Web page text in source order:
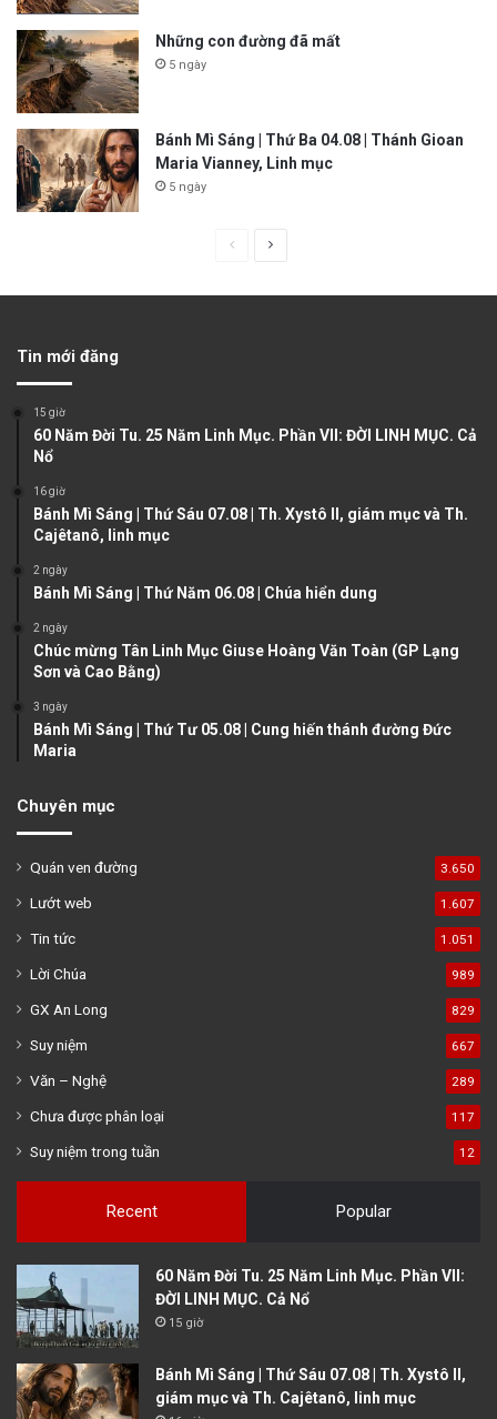
Những con đường đã mất
5 ngày
Bánh Mì Sáng | Thứ Ba 04.08 | Thánh Gioan
Maria Vianney, Linh mục
5 ngày
u
a
e
g
Tin mới đăng
15 giờ
60 Năm Đời Tu. 25 Năm Linh Mục. Phần VII: ĐỜI LINH MỤC. Cả
Nổ
16 giờ
Bánh Mì Sáng | Thứ Sáu 07.08 | Th. Xystô II, giám mục và Th.
Cajêtanô, linh mục
2 ngày
Bánh Mì Sáng | Thứ Năm 06.08 | Chúa hiển dung
2 ngày
Chúc mừng Tân Linh Mục Giuse Hoàng Văn Toàn (GP Lạng
Sơn và Cao Bằng)
3 ngày
Bánh Mì Sáng | Thứ Tư 05.08 | Cung hiến thánh đường Đức
Maria
Chuyên mục
Quán ven đường 3.650
Lướt web 1.607
Tin tức 1.051
Lời Chúa 989
GX An Long 829
Suy niệm 667
Văn – Nghệ 289
Chưa được phân loại 117
Suy niệm trong tuần 12
Recent Popular
60 Năm Đời Tu. 25 Năm Linh Mục. Phần VII:
ĐỜI LINH MỤC. Cả Nổ
15 giờ
Bánh Mì Sáng | Thứ Sáu 07.08 | Th. Xystô II,
giám mục và Th. Cajêtanô, linh mục